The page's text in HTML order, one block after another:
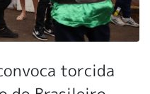
torcida